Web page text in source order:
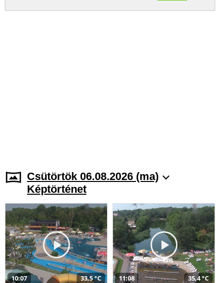
Csütörtök 06.08.2026 (ma)
Képtörténet
10:07 33,5 °C 11:08 35,4 °C